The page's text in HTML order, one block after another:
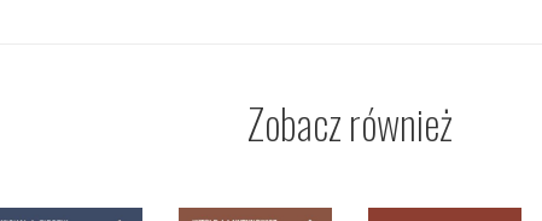
Zobacz również